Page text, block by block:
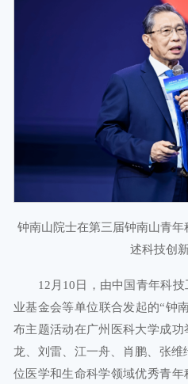
钟南山院士在第三届钟南山青
述科技创
12月10日，由中国青年科
业基金会等单位联合发起的“钟
布主题活动在广州医科大学成
龙、刘雷、江一舟、肖鹏、张
位医学和生命科学领域优秀青